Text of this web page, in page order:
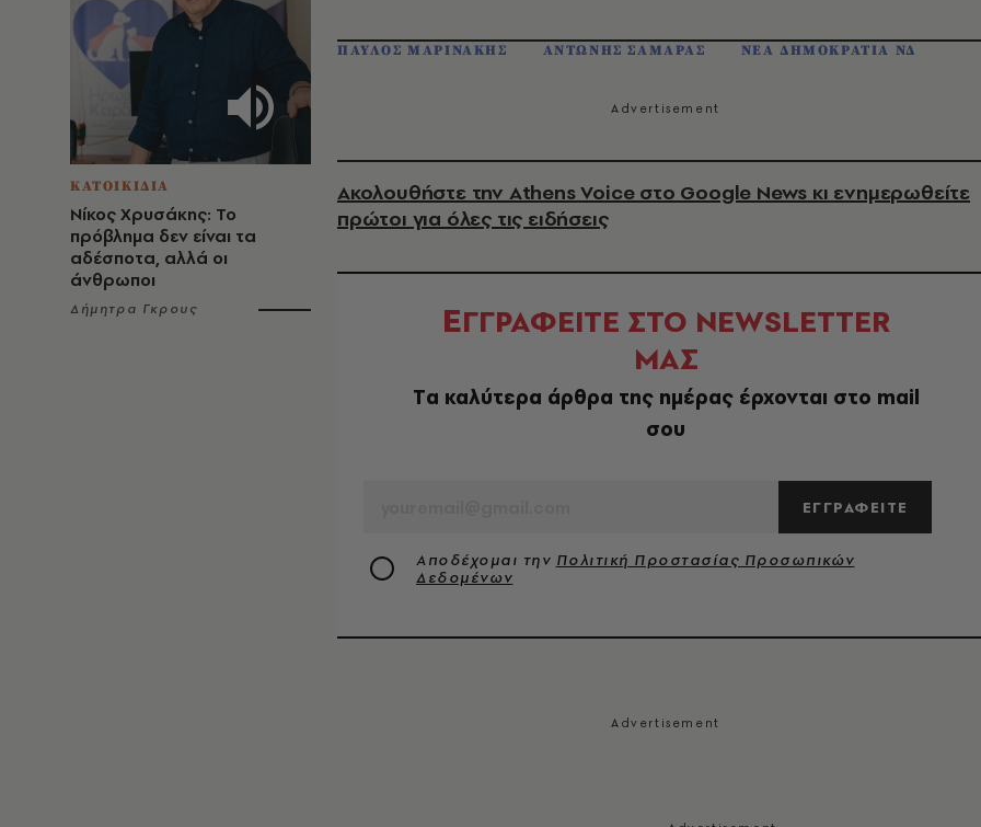
ΚΑΤΟΙΚΙΔΙΑ
Νίκος Χρυσάκης: Το
πρόβλημα δεν είναι τα
αδέσποτα, αλλά οι
άνθρωποι
Δήμητρα Γκρους
ΠΑΥΛΟΣ ΜΑΡΙΝΑΚΗΣ ΑΝΤΩΝΗΣ ΣΑΜΑΡΑΣ ΝΕΑ ΔΗΜΟΚΡΑΤΙΑ ΝΔ
Ακολουθήστε την Athens Voice στο Google News κι ενημερωθείτε
πρώτοι για όλες τις ειδήσεις
ΕΓΓΡΑΦΕΙΤΕ ΣΤΟ NEWSLETTER
ΜΑΣ
Tα καλύτερα άρθρα της ημέρας έρχονται στο mail
σου
ΕΓΓΡΑΦΕΙΤΕ
Αποδέχομαι την Πολιτική Προστασίας Προσωπικών
Δεδομένων